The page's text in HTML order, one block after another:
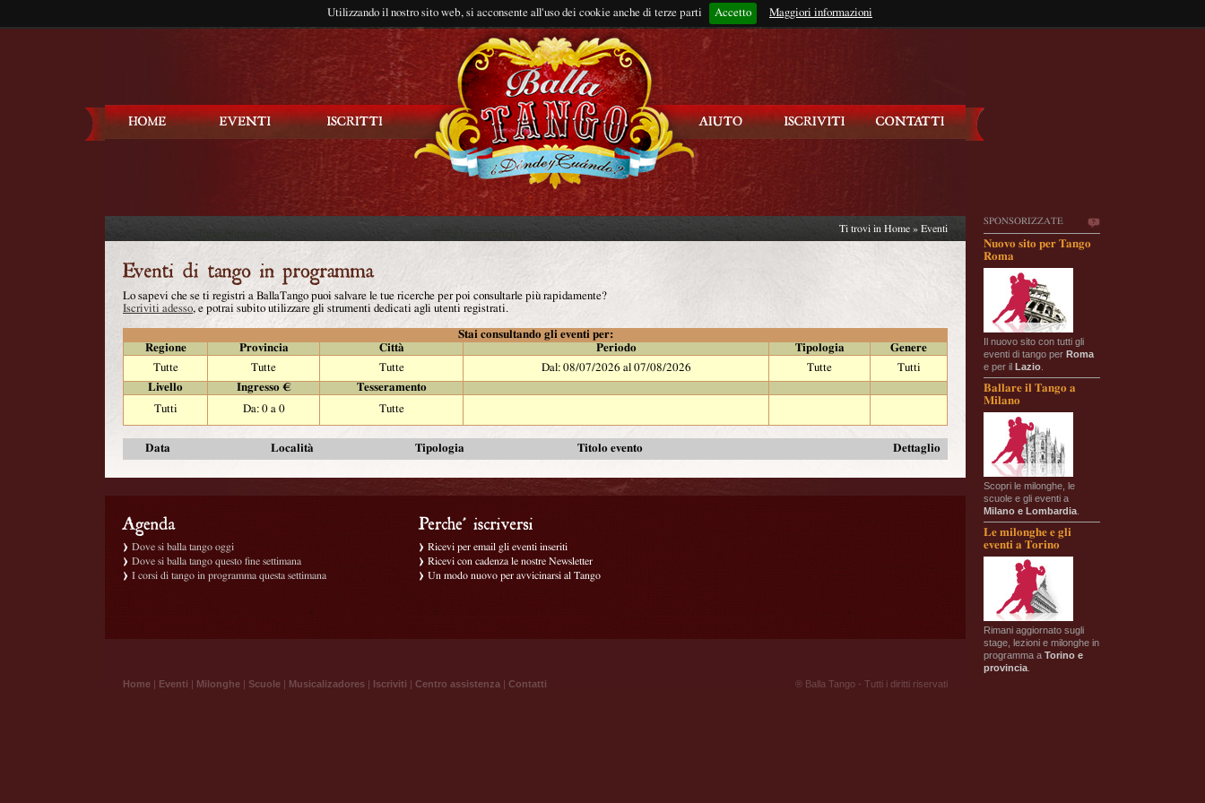
Utilizzando il nostro sito web, si acconsente all'uso dei cookie anche di terze parti Accetto Maggiori informazioni
Rimani connesso?
SPONSORIZZATE
Nuovo sito per Tango
Roma
Il nuovo sito con tutti gli
eventi di tango per Roma
e per il Lazio
Ballare il Tango a
Milano
Scopri le milonghe, le
scuole e gli eventi a
Milano e Lombardia
Le milonghe e gli
eventi a Torino
Rimani aggiornato sugli
stage, lezioni e milonghe in
programma a Torino e
provincia
Ti trovi in Home » Eventi
Lo sapevi che se ti registri a BallaTango puoi salvare le tue ricerche per poi consultarle più rapidamente?
Iscriviti adesso, e potrai subito utilizzare gli strumenti dedicati agli utenti registrati.
Stai consultando gli eventi per:
Regione
Provincia Città Periodo Tipologia
Genere
Tutte
Tutte Tutte Dal: 08/07/2026 al 07/08/2026 Tutte
Tutti
Livello
Ingresso €
Tesseramento
Tutti
Da: 0 a 0 Tutte
Data Località Tipologia Titolo evento Dettaglio
Dove si balla tango oggi
Dove si balla tango questo fine settimana
I corsi di tango in programma questa settimana
Ricevi per email gli eventi inseriti
Ricevi con cadenza le nostre Newsletter
Un modo nuovo per avvicinarsi al Tango
Home | Eventi | Milonghe | Scuole | Musicalizadores | Iscriviti | Centro assistenza | Contatti ® Balla Tango - Tutti i diritti riservati